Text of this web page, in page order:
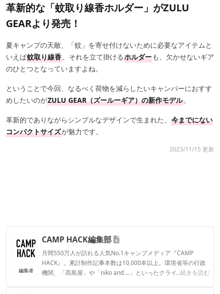
革新的な「蚊取り線香ホルダー」がZULU
GEARより発売！
夏キャンプの天敵、「蚊」を寄せ付けないために必要なアイテムと
いえば蚊取り線香。それを立て掛けるホルダーも、欠かせないギア
のひとつとなっていますよね。
ということで今回、なるべく荷物を減らしたいキャンパーにおすす
めしたいのがZULU GEAR（ズールーギア）の新作モデル。
革新的でありながらシンプルなデザインで生まれた、 今までにない
コンパクトサイズが魅力です。
2023/11/15 更新
編集者
CAMP HACK編集部
月間550万人が訪れる人気No.1キャンプメディア『CAMP
HACK』。累計制作記事本数は10,000本以上。環境省等の行政
機関、「髙島屋」や「niko and ...」といったクライアントとの
...続きを読む